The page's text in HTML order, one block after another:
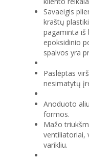
Savaeigis
kraštų
pagaminta iš
epoksidinio
spalvos yra
Paslėptas
nesimatytų
Anoduoto
formos.
Mažo
ventiliatoriai,
varikliu.